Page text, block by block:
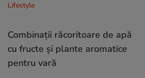
Lifestyle
Combinaţii răcoritoare de apă
cu fructe şi plante aromatice
pentru vară